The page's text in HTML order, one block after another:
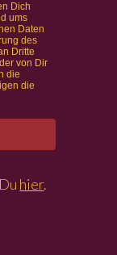
Dich
ums
Daten
des
Dritte
von Dir
die
die
hier.